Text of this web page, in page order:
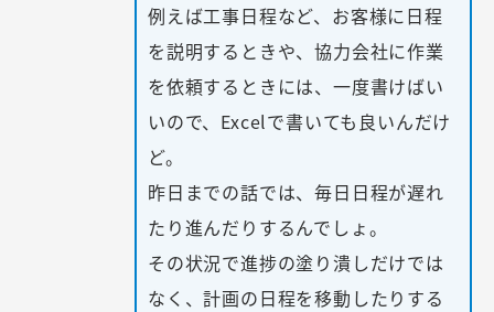
例えば工事日程など、お客様に日程
を説明するときや、協力会社に作業
を依頼するときには、一度書けばい
いので、Excelで書いても良いんだけ
ど。
昨日までの話では、毎日日程が遅れ
たり進んだりするんでしょ。
その状況で進捗の塗り潰しだけでは
なく、計画の日程を移動したりする